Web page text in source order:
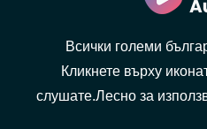
Всички големи
Кликнете върху
слушате.Лесно за